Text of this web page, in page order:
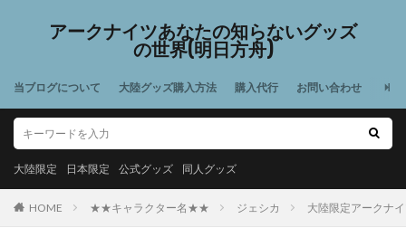
アークナイツあなたの知らないグッズ
の世界(明日方舟)
当ブログについて 大陸グッズ購入方法 購入代行 お問い合わせ
大陸限定 日本限定 公式グッズ 同人グッズ
HOME ★★キャラクター名★★ ジェシカ 大陸限定アークナ